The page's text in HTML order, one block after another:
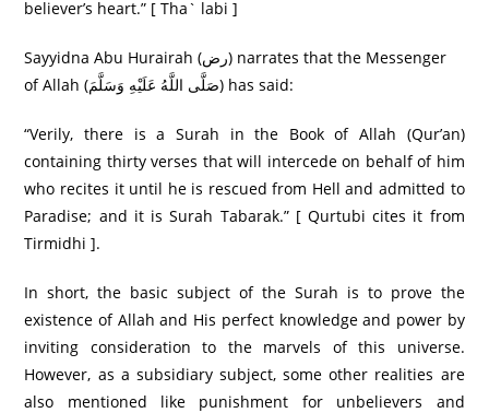
believer’s heart.” [ Tha` labi ]
Sayyidna Abu Hurairah (رض) narrates that the Messenger
of Allah (صَلَّى اللَّهُ عَلَيْهِ وَسَلَّمَ) has said:
“Verily, there is a Surah in the Book of Allah (Qur’an)
containing thirty verses that will intercede on behalf of him
who recites it until he is rescued from Hell and admitted to
Paradise; and it is Surah Tabarak.” [ Qurtubi cites it from
Tirmidhi ].
In short, the basic subject of the Surah is to prove the
existence of Allah and His perfect knowledge and power by
inviting consideration to the marvels of this universe.
However, as a subsidiary subject, some other realities are
also mentioned like punishment for unbelievers and